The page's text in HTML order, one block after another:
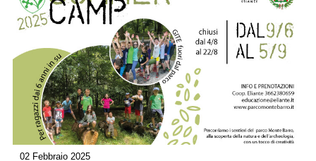
02 Febbraio 2025